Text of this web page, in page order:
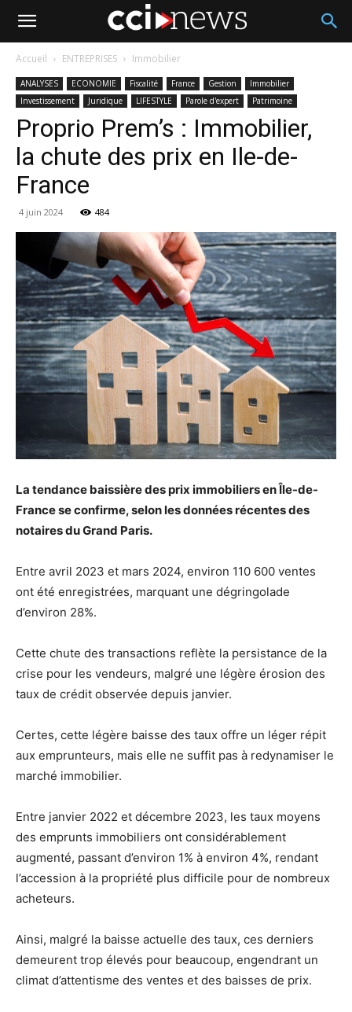
Accueil ENTREPRISES Immobilier
ANALYSES ECONOMIE Fiscalité France Gestion
Immobilier
Investissement
Juridique LIFESTYLE Parole d'expert Patrimoine
Proprio Prem’s : Immobilier,
la chute des prix en Ile-de-
France
4 juin 2024 484
La tendance baissière des prix immobiliers en Île-de-
France se confirme, selon les données récentes des
notaires du Grand Paris.
Entre avril 2023 et mars 2024, environ 110 600 ventes
ont été enregistrées, marquant une dégringolade
d’environ 28%.
Cette chute des transactions reflète la persistance de la
crise pour les vendeurs, malgré une légère érosion des
taux de crédit observée depuis janvier.
Certes, cette légère baisse des taux offre un léger répit
aux emprunteurs, mais elle ne suffit pas à redynamiser le
marché immobilier.
Entre janvier 2022 et décembre 2023, les taux moyens
des emprunts immobiliers ont considérablement
augmenté, passant d’environ 1% à environ 4%, rendant
l’accession à la propriété plus difficile pour de nombreux
acheteurs.
Ainsi, malgré la baisse actuelle des taux, ces derniers
demeurent trop élevés pour beaucoup, engendrant un
climat d’attentisme des ventes et des baisses de prix.